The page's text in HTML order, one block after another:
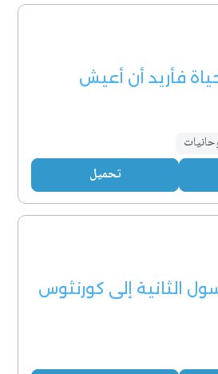
فأريد أن أعيش
تحميل
الثانية إلى كورنثوس